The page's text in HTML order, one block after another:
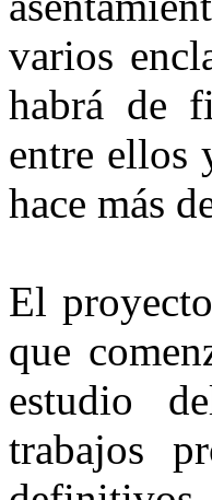
varios
habrá de
entre ellos
hace más
El
que
es­tudio
trabajos